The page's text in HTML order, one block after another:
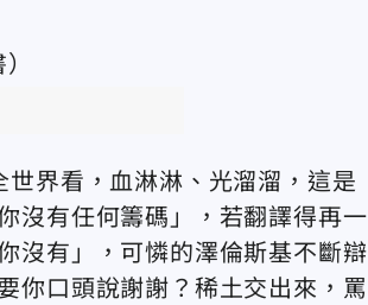
界看，血淋淋、光溜溜，這是
沒有任何籌碼」，若翻譯得再一
沒有」，可憐的澤倫斯基不斷辯
你口頭說謝謝？稀土交出來，罵